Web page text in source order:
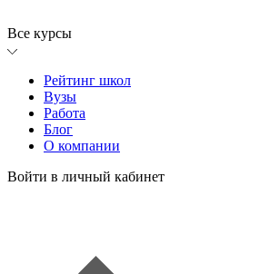
Все курсы
Рейтинг школ
Вузы
Работа
Блог
О компании
Войти в личный кабинет